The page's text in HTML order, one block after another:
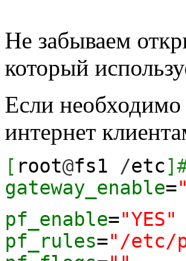
Не забываем
который
Если
интернет
[ root@fs1 /etc]
gateway_enable=
pf_enable="YES"
pf_rules="/etc/